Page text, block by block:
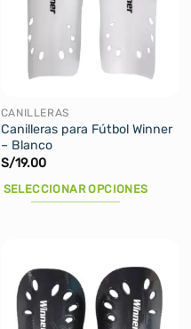
opciones
pueden
la
página
de
producto
CANILLERAS
Canilleras para Fútbol Winner
– Blanco
S/19.00
SELECCIONAR OPCIONES
múltiples
variantes.
Las